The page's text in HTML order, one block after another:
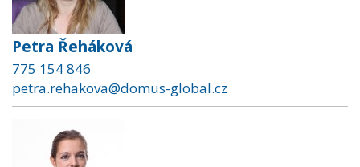
Petra Řeháková
775 154 846
petra.rehakova@domus-global.cz